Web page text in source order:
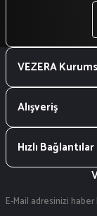
₺ 300
₺ 200
VEZERA
Alışveriş
Hızlı Bağlantılar
E-Mail adresinizi